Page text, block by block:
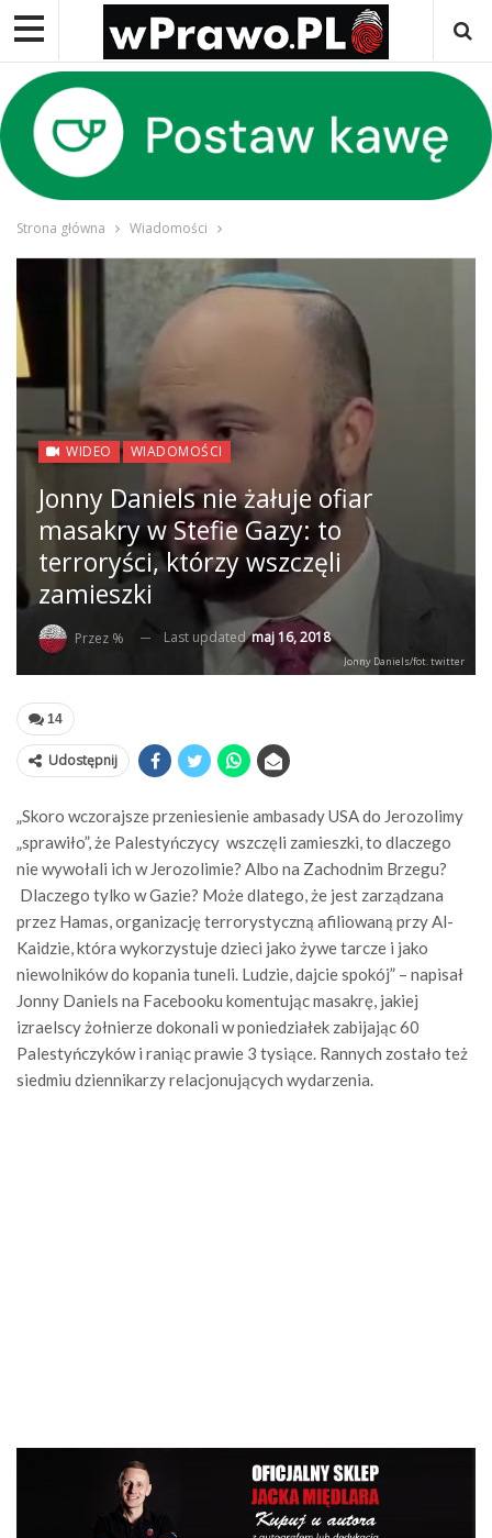
Strona główna Wiadomości
WIDEO WIADOMOŚCI
Jonny Daniels nie żałuje ofiar
masakry w Stefie Gazy: to
terroryści, którzy wszczęli
zamieszki
Przez % Last updatedmaj 16, 2018
Jonny Daniels/fot. twitter
14
Udostępnij
„Skoro wczorajsze przeniesienie ambasady USA do Jerozolimy
„sprawiło”, że Palestyńczycy wszczęli zamieszki, to dlaczego
nie wywołali ich w Jerozolimie? Albo na Zachodnim Brzegu?
Dlaczego tylko w Gazie? Może dlatego, że jest zarządzana
przez Hamas, organizację terrorystyczną afiliowaną przy Al-
Kaidzie, która wykorzystuje dzieci jako żywe tarcze i jako
niewolników do kopania tuneli. Ludzie, dajcie spokój” – napisał
Jonny Daniels na Facebooku komentując masakrę, jakiej
izraelscy żołnierze dokonali w poniedziałek zabijając 60
Palestyńczyków i raniąc prawie 3 tysiące. Rannych zostało też
siedmiu dziennikarzy relacjonujących wydarzenia.